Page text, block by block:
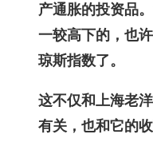
产通胀的投资品
一较高下的，也
琼斯指数了。
这不仅和上海老
有关，也和它的